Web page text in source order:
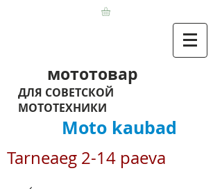
мототовар
ДЛЯ СОВЕТСКОЙ
МОТОТЕХНИКИ
Moto kaubad
Tarneaeg 2-14 paeva